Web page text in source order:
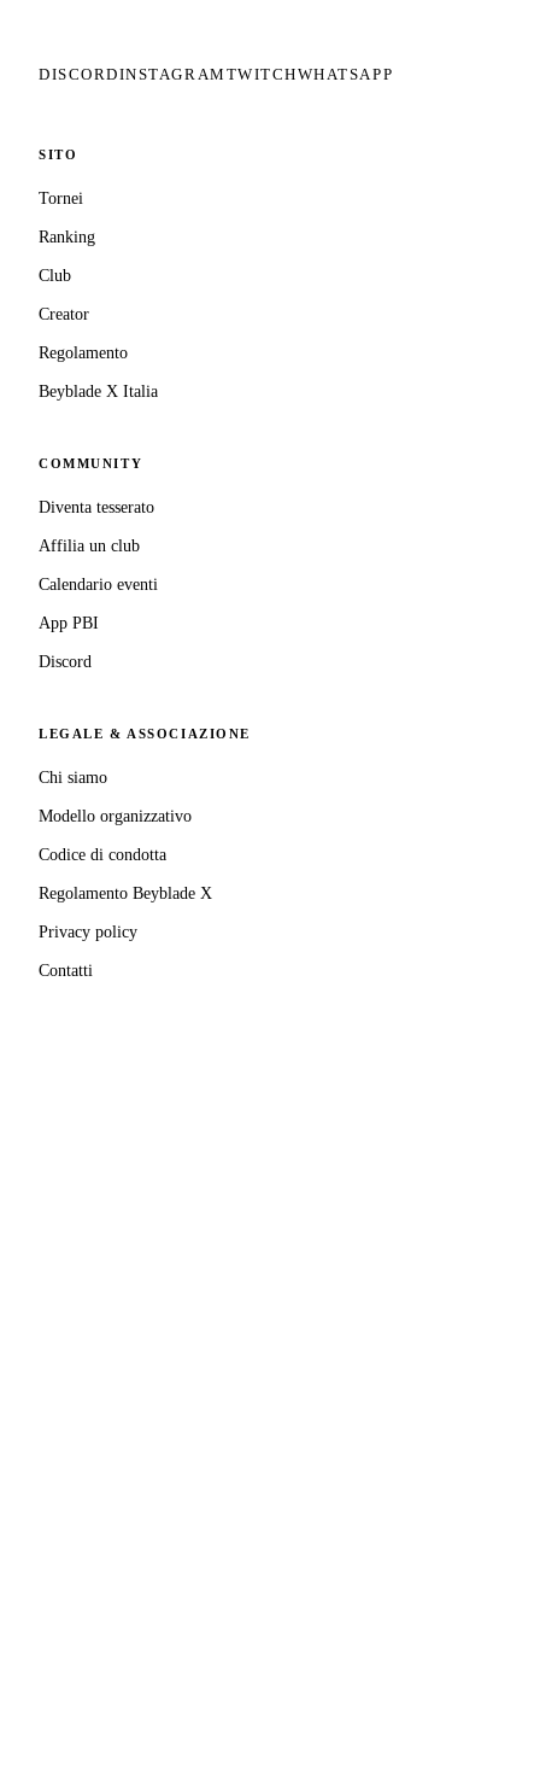
DISCORDINSTAGRAM TWITCHWHATSAPP
SITO
Tornei
Ranking
Club
Creator
Regolamento
Beyblade X Italia
COMMUNITY
Diventa tesserato
Affilia un club
Calendario eventi
App PBI
Discord
LEGALE & ASSOCIAZIONE
Chi siamo
Modello organizzativo
Codice di condotta
Regolamento Beyblade X
Privacy policy
Contatti